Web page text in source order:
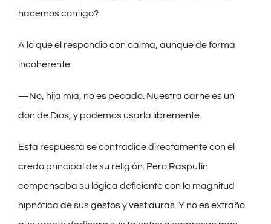
hacemos contigo?
A lo que él respondió con calma, aunque de forma
incoherente:
—No, hija mía, no es pecado. Nuestra carne es un
don de Dios, y podemos usarla libremente.
Esta respuesta se contradice directamente con el
credo principal de su religión. Pero Rasputín
compensaba su lógica deficiente con la magnitud
hipnótica de sus gestos y vestiduras. Y no es extraño